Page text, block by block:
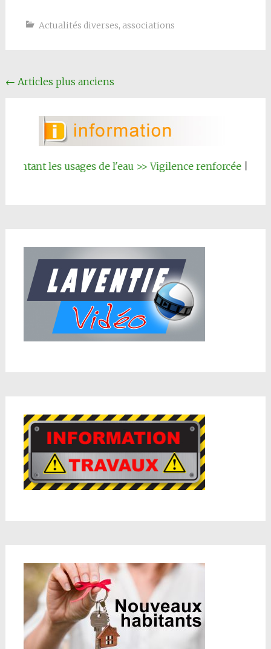
Actualités diverses, associations
Navigation
← Articles plus anciens
usages de l'eau >> Vigilence renforcée|||Inscription